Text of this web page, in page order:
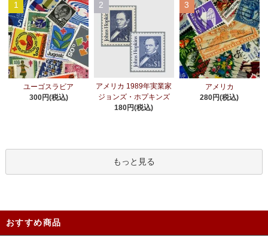
1
ユーゴスラビア
300円(税込)
2
アメリカ 1989年実業家
ジョンズ・ホプキンズ
180円(税込)
3
アメリカ
280円(税込)
もっと見る
おすすめ商品